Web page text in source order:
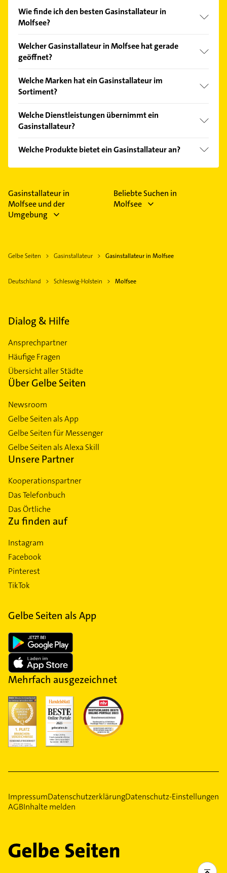
Wie finde ich den besten Gasinstallateur in
Molfsee?
Kundenmeinungen und profitieren Sie von den
Empfehlungen. Die Suchergebnisse können Sie sich
Welcher Gasinstallateur in Molfsee hat gerade
geöffnet?
Bitte beachten Sie, dass diese an Sonn- und
Feiertagen abweichen können.
Welche Marken hat ein Gasinstallateur im
Sortiment?
Allmess, DuroVENT, Geberit und Grohe.
Welche Dienstleistungen übernimmt ein
Gasinstallateur?
Installationen für die Abwasserentsorgung,
Installationen für die Wasserversorgung,
Welche Produkte bietet ein Gasinstallateur an?
Das Angebot umfasst unter anderem Gasheizungen,
Regenerative Energien.
Gasinstallateur in
Molfsee und der
Umgebung
Beliebte Suchen in
Molfsee
Gelbe Seiten Gasinstallateur Gasinstallateur in Molfsee
Deutschland Schleswig-Holstein Molfsee
Dialog & Hilfe
Ansprechpartner
Häufige Fragen
Übersicht aller Städte
Über Gelbe Seiten
Newsroom
Gelbe Seiten als App
Gelbe Seiten für Messenger
Gelbe Seiten als Alexa Skill
Unsere Partner
Kooperationspartner
Das Telefonbuch
Das Örtliche
Zu finden auf
Instagram
Facebook
Pinterest
TikTok
Gelbe Seiten als App
Mehrfach ausgezeichnet
ImpressumDatenschutzerklärungDatenschutz-Einstellungen
AGBInhalte melden